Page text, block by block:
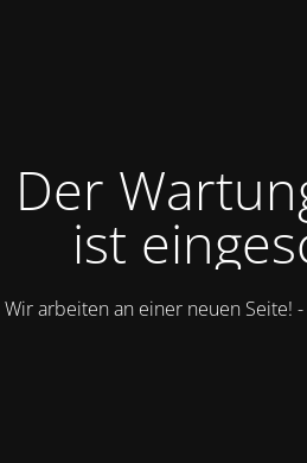
Der
ist
Wir arbeiten an einer neuen Seite! -